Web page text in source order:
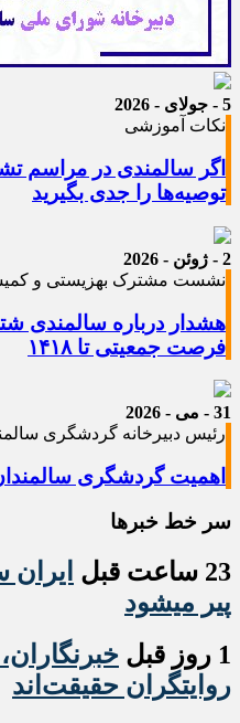
5 - جولای - 2026
نکات آموزشی
اگر سالمندی در مراسم
توصیه‌ها را جدی بگیرید
2 - ژوئن - 2026
نشست مشترک بهزیستی و
هشدار درباره سالمندی
فرصت جمعیتی تا ۱۴۱۸
31 - می - 2026
رئیس دبیرخانه گردشگری
اهمیت گردشگری
سر خط خبرها
23 ساعت قبل
پیر میشود
1 روز قبل
روایتگران حقیقت‌اند